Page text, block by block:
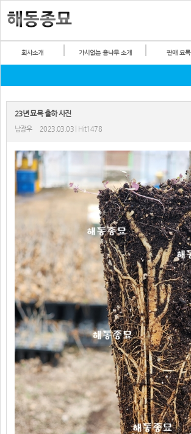
회사소개 가시없는 음나무 소개 판매 묘목
23년 묘목 출하 사진
남광우 2023.03.03 | Hit1478